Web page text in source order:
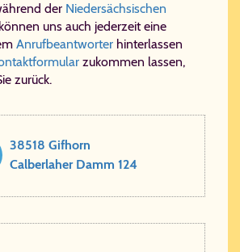
der Niedersächsischen
uns auch jederzeit eine
Anrufbeantworter hinterlassen
zukommen lassen,
zurück.
38518 Gifhorn
Calberlaher Damm 124